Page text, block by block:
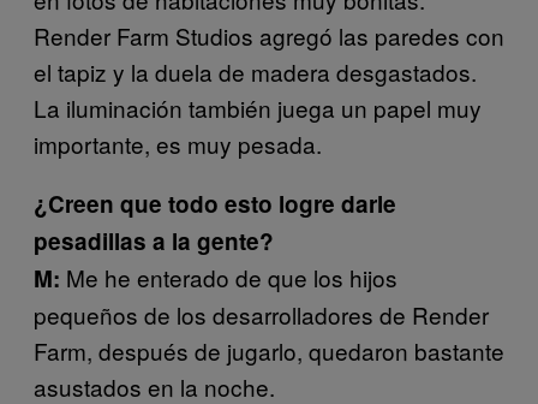
Render Farm Studios agregó las paredes con
el tapiz y la duela de madera desgastados.
La iluminación también juega un papel muy
importante, es muy pesada.
¿Creen que todo esto logre darle
pesadillas a la gente?
M: Me he enterado de que los hijos
pequeños de los desarrolladores de Render
Farm, después de jugarlo, quedaron bastante
asustados en la noche.